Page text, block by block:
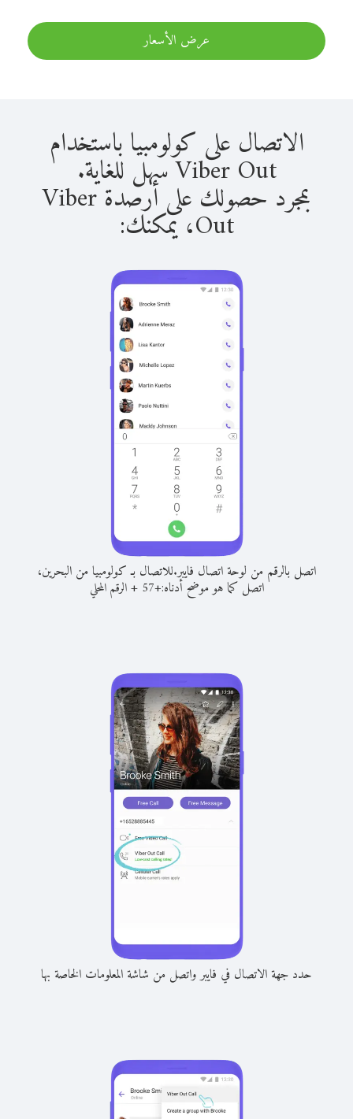
عرض الأسعار
الاتصال على كولومبيا باستخدام
Viber Out سهل للغاية.
بمجرد حصولك على أرصدة Viber
Out، يمكنك:
اتصل بالرقم من لوحة اتصال فايبر.للاتصال بـ كولومبيا من البحرين،
اتصل كما هو موضح أدناه:+
57
+الرقم المحلي
حدد جهة الاتصال في فايبر واتصل من شاشة المعلومات الخاصة بها